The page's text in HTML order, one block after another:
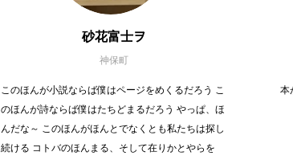
砂花富士ヲ
神保町
このほんが小説ならば僕はページをめくるだろう こ
のほんが詩ならば僕はたちどまるだろう やっぱ、ほ
んだな～ このほんがほんとでなくとも私たちは探し
続ける コトバのほんまる、そして在りかとやらを
本